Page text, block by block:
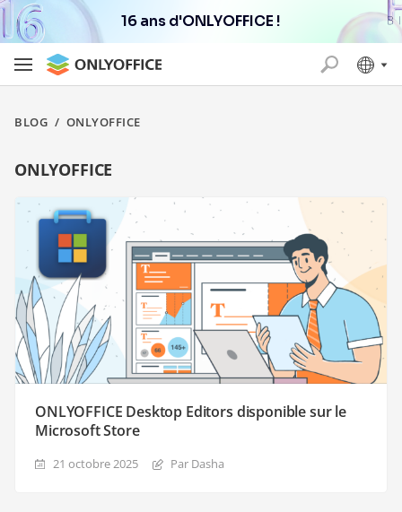
16 ans d'ONLYOFFICE !
BLOG / ONLYOFFICE
ONLYOFFICE
ONLYOFFICE Desktop Editors disponible sur le
Microsoft Store
21 octobre 2025 Par Dasha